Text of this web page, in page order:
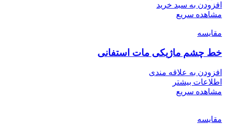
افزودن به سبد خرید
مشاهده سریع
مقایسه
خط چشم ماژیکی مات استفانی
افزودن به علاقه مندی
اطلاعات بیشتر
مشاهده سریع
مقایسه